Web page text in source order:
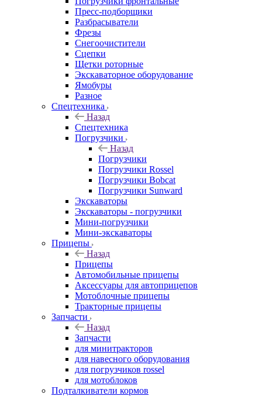
Пресс-подборщики
Разбрасыватели
Фрезы
Снегоочистители
Сцепки
Щетки роторные
Экскаваторное оборудование
Ямобуры
Разное
Спецтехника
Назад
Спецтехника
Погрузчики
Назад
Погрузчики
Погрузчики Rossel
Погрузчики Bobcat
Погрузчики Sunward
Экскаваторы
Экскаваторы - погрузчики
Мини-погрузчики
Мини-экскаваторы
Прицепы
Назад
Прицепы
Автомобильные прицепы
Аксессуары для автоприцепов
Мотоблочные прицепы
Тракторные прицепы
Запчасти
Назад
Запчасти
для минитракторов
для навесного оборудования
для погрузчиков rossel
для мотоблоков
Подталкиватели кормов